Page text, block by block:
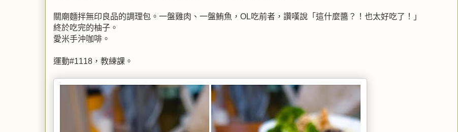
關廟麵拌無印良品的調理包。一盤雞肉、一盤鮪魚，OL吃前者，讚嘆說「這什麼醬？！也太好吃了！」
終於吃完的柚子。
愛米手沖咖啡。
運動#1118，教練課。